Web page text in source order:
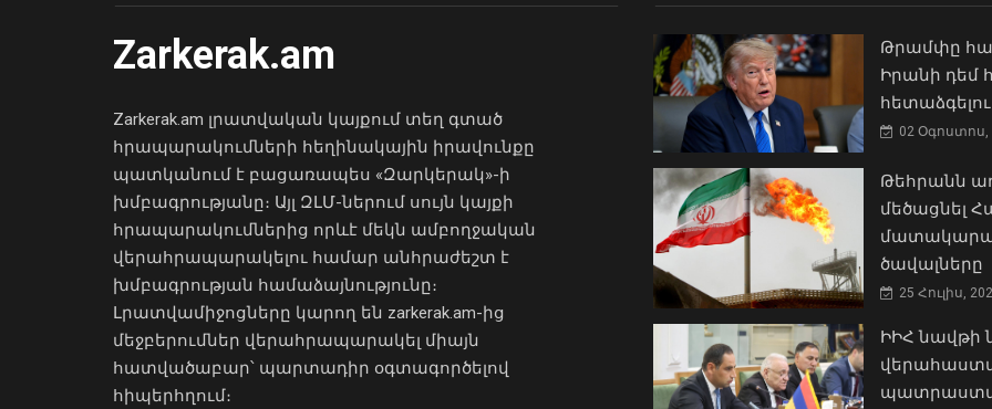
Zarkerak.am
Zarkerak.am լրատվական կայքում տեղ գտած
հրապարակումների հեղինակային իրավունքը
պատկանում է բացառապես «Զարկերակ»-ի
խմբագրությանը։ Այլ ԶԼՄ-ներում սույն կայքի
հրապարակումներից որևէ մեկն ամբողջական
վերահրապարակելու համար անհրաժեշտ է
խմբագրության համաձայնությունը։
Լրատվամիջոցները կարող են zarkerak.am-ից
մեջբերումներ վերահրապարակել միայն
հատվածաբար՝ պարտադիր օգտագործելով
հիպերհղում։
Թրամփը
Իրանի դեմ
02 Օգոստոս,
Թեհրանն
մեծացնել
ծավալները
25 Հուլիս,
ԻԻՀ